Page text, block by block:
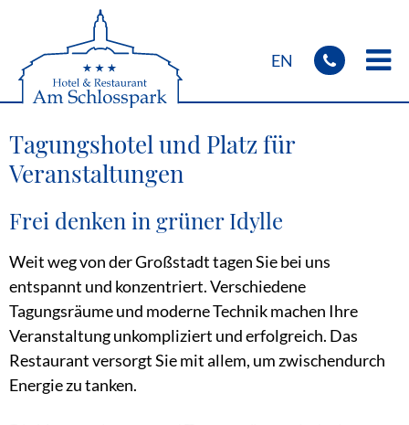
EN
Zimmer
Fahrrad- & Motorradreisen
Monteure & Handwerker
Frühstück & Speisen
Kontakt& Anfahrt
Tagungshotel und Platz für
Veranstaltungen
Frei denken in grüner Idylle
Weit weg von der Großstadt tagen Sie bei uns
entspannt und konzentriert. Verschiedene
Tagungsräume und moderne Technik machen Ihre
Veranstaltung unkompliziert und erfolgreich. Das
Restaurant versorgt Sie mit allem, um zwischendurch
Energie zu tanken.